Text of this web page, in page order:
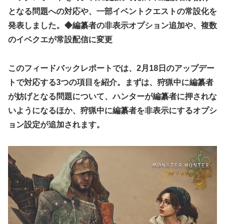
となる問題への対応や、一部イベントクエストの常設化を
発表しました。◆編纂者の非表示オプション追加や、複数
のイベクエが常設配信に変更
このフィードバックレポートでは、2月18日のアップデー
トで対応する3つの項目を紹介。まずは、狩猟中に編纂者
が妨げとなる問題について、ハンターが編纂者に押されな
いようになるほか、狩猟中に編纂者を非表示にするオプシ
ョン設定が追加されます。